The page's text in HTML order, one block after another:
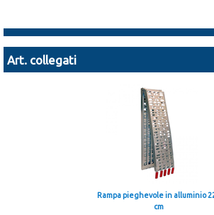
Art. collegati
Rampa pieghevole in alluminio
cm